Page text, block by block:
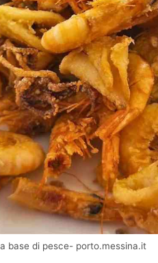
base di pesce- porto.messina.it